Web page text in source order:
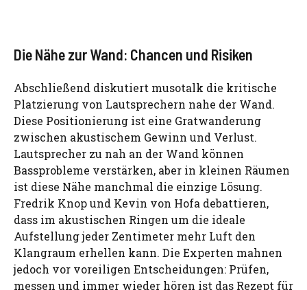
Die Nähe zur Wand: Chancen und Risiken
Abschließend diskutiert musotalk die kritische
Platzierung von Lautsprechern nahe der Wand.
Diese Positionierung ist eine Gratwanderung
zwischen akustischem Gewinn und Verlust.
Lautsprecher zu nah an der Wand können
Bassprobleme verstärken, aber in kleinen Räumen
ist diese Nähe manchmal die einzige Lösung.
Fredrik Knop und Kevin von Hofa debattieren,
dass im akustischen Ringen um die ideale
Aufstellung jeder Zentimeter mehr Luft den
Klangraum erhellen kann. Die Experten mahnen
jedoch vor voreiligen Entscheidungen: Prüfen,
messen und immer wieder hören ist das Rezept für